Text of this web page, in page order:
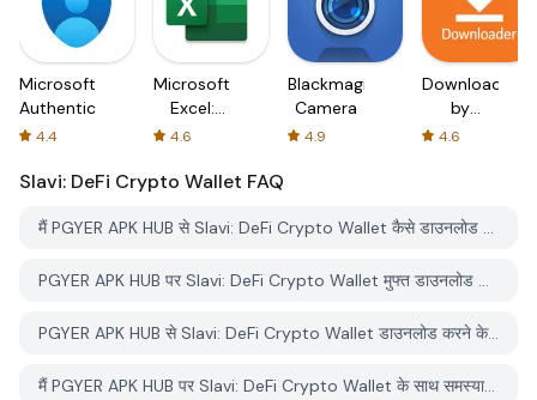
Microsoft
Authenticator
4.4
Microsoft
Excel:
Spreadsheets
4.6
Blackmagic
Camera
4.9
Downloader
by
AFTVnews
4.6
Slavi: DeFi Crypto Wallet FAQ
मैं PGYER APK HUB से Slavi: DeFi Crypto Wallet कैसे डाउनलोड करूं?
PGYER APK HUB पर Slavi: DeFi Crypto Wallet मुफ्त डाउनलोड करने के लिए है?
PGYER APK HUB से Slavi: DeFi Crypto Wallet डाउनलोड करने के लिए मुझे एक खाता चाहिए?
मैं PGYER APK HUB पर Slavi: DeFi Crypto Wallet के साथ समस्या कैसे रिपोर्ट कर सकता हूँ?